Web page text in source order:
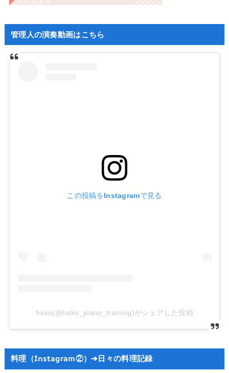
管理人の演奏動画はこちら
この投稿をInstagramで見る
hako(@hako_piano_training)がシェアした投稿
料理（Instagram②）➔日々の料理記録